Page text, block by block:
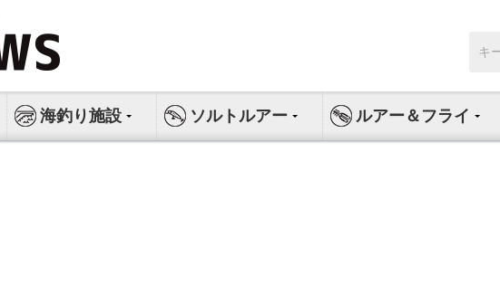
索:
海釣り施設 ソルトルアー ルアー＆フライ